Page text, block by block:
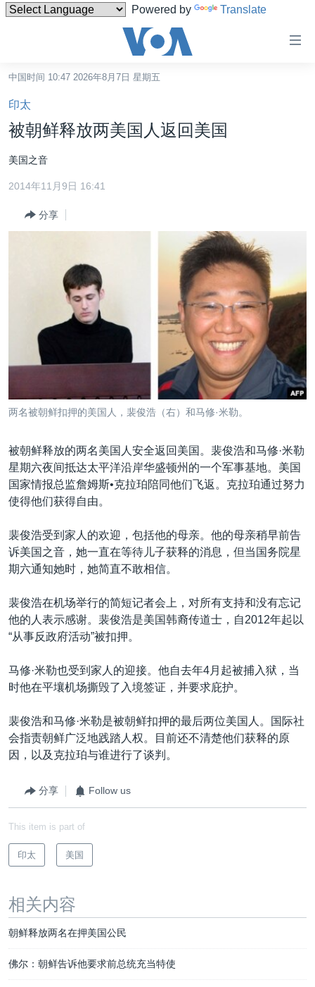
Powered by Translate
碍
链
接
转
内
中国
台湾
港澳
国际
非洲
全球议题
经济·金融·贸易
人权·法律·宗教
科教·文娱·体健
军事
环境
白宫要闻
国会报道
美国建国250周年
美国之音专访
重要讲话与声明
台海两岸关系
关注西藏
关注新疆
GEN Z 看美国
VOA今日焦点
中文广播
关注我们
其他语言网站
中国时间 10:47 2026年8月7日 星期五
印太
被朝鲜释放两美国人返回美国
美国之音
2014年11月9日 16:41
分享
两名被朝鲜扣押的美国人，裴俊浩（右）和马修·米勒。
被朝鲜释放的两名美国人安全返回美国。裴俊浩和马修·米勒
星期六夜间抵达太平洋沿岸华盛顿州的一个军事基地。美国
国家情报总监詹姆斯•克拉珀陪同他们飞返。克拉珀通过努力
使得他们获得自由。
裴俊浩受到家人的欢迎，包括他的母亲。他的母亲稍早前告
诉美国之音，她一直在等待儿子获释的消息，但当国务院星
期六通知她时，她简直不敢相信。
裴俊浩在机场举行的简短记者会上，对所有支持和没有忘记
他的人表示感谢。裴俊浩是美国韩裔传道士，自2012年起以
“从事反政府活动”被扣押。
马修·米勒也受到家人的迎接。他自去年4月起被捕入狱，当
时他在平壤机场撕毁了入境签证，并要求庇护。
裴俊浩和马修·米勒是被朝鲜扣押的最后两位美国人。国际社
会指责朝鲜广泛地践踏人权。目前还不清楚他们获释的原
因，以及克拉珀与谁进行了谈判。
分享 Follow us
This item is part of
印太 美国
相关内容
朝鲜释放两名在押美国公民
佛尔：朝鲜告诉他要求前总统充当特使